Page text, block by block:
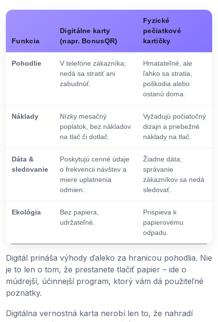
Funkcia
Digitálne karty
(napr. BonusQR)
Fyzické
pečiatkové
kartičky
Pohodlie
V telefóne zákazníka;
nedá sa stratiť ani
zabudnúť.
Hmatateľné, ale
ľahko sa stratia,
poškodia alebo
ostanú doma.
Náklady
Nízky mesačný
poplatok, bez nákladov
na tlač či dotlač.
Vyžadujú počiatočný
dizajn a priebežné
náklady na tlač.
Dáta &
sledovanie
Poskytujú cenné údaje
o frekvencii návštev a
miere uplatnenia
odmien.
Žiadne dáta;
správanie
zákazníkov sa nedá
sledovať.
Ekológia
Bez papiera,
udržateľné.
Prispieva k
papierovému
odpadu.
Digitál prináša výhody ďaleko za hranicou pohodlia. Nie
je to len o tom, že prestanete tlačiť papier – ide o
múdrejší, účinnejší program, ktorý vám dá použiteľné
poznatky.
Digitálna vernostná karta nerobí len to, že nahradí